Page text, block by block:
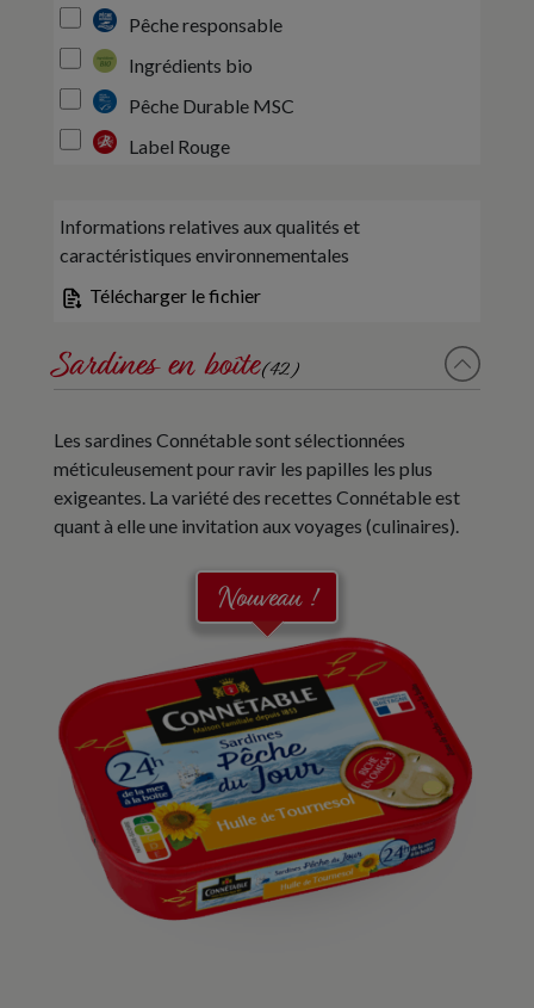
Pêche responsable
Ingrédients bio
Pêche Durable MSC
Label Rouge
Informations relatives aux qualités et
caractéristiques environnementales
Télécharger le fichier
Sardines en boîte(42)
Les sardines Connétable sont sélectionnées
méticuleusement pour ravir les papilles les plus
exigeantes. La variété des recettes Connétable est
quant à elle une invitation aux voyages (culinaires).
Nouveau !